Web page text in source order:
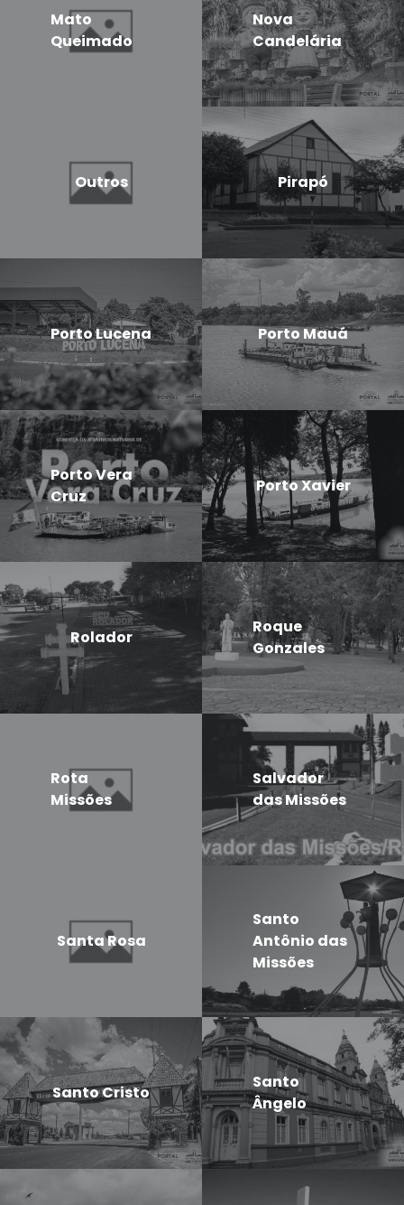
Mato
Queimado
Nova
Candelária
Outros Pirapó
Porto Lucena Porto Mauá
Porto Vera
Cruz
Porto Xavier
Rolador
Roque
Gonzales
Rota
Missões
Salvador
das Missões
Santa Rosa
Santo
Antônio das
Missões
Santo Cristo
Santo
Ângelo